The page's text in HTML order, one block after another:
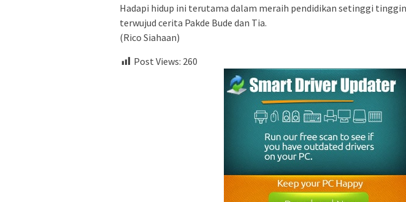
Hadapi hidup ini terutama dalam meraih pendidikan setinggi
terwujud cerita Pakde Bude dan Tia.
(Rico Siahaan)
Post Views: 260